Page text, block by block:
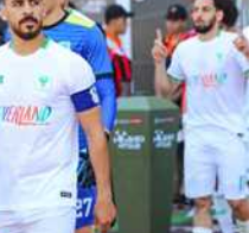
عدسات
آراء حرة
ركن الألعاب
بطولات